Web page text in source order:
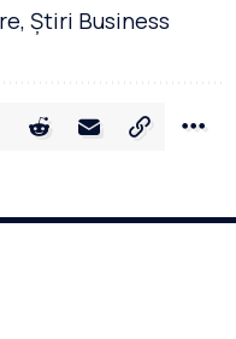
Știri Business